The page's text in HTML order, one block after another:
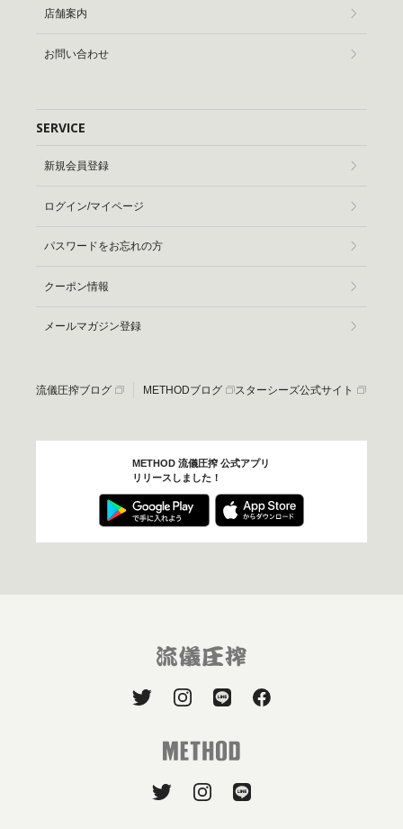
店舗案内
お問い合わせ
SERVICE
新規会員登録
ログイン/マイページ
パスワードをお忘れの方
クーポン情報
メールマガジン登録
流儀圧搾ブログ METHODブログ スターシーズ公式サイト
METHOD 流儀圧搾 公式アプリ
リリースしました！